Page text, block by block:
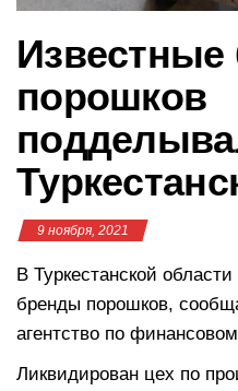
порошков
9 ноября, 2021
В Туркестанской
бренды порошков,
агентство по
Ликвидирован цех по